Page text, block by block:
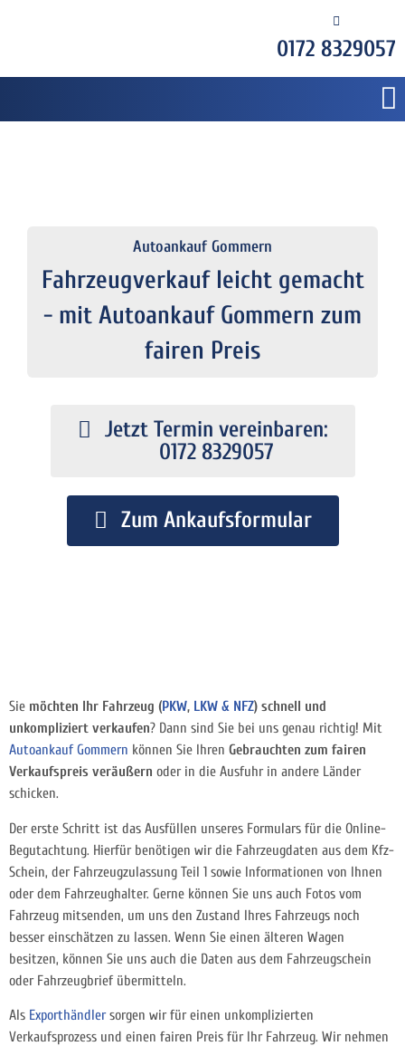
0172 8329057
Autoankauf Gommern
Fahrzeugverkauf leicht gemacht
- mit Autoankauf Gommern zum
fairen Preis
Jetzt Termin vereinbaren:
0172 8329057
Zum Ankaufsformular
Sie möchten Ihr Fahrzeug (PKW, LKW & NFZ) schnell und
unkompliziert verkaufen? Dann sind Sie bei uns genau richtig! Mit
Autoankauf Gommern können Sie Ihren Gebrauchten zum fairen
Verkaufspreis veräußern oder in die Ausfuhr in andere Länder
schicken.
Der erste Schritt ist das Ausfüllen unseres Formulars für die Online-
Begutachtung. Hierfür benötigen wir die Fahrzeugdaten aus dem Kfz-
Schein, der Fahrzeugzulassung Teil 1 sowie Informationen von Ihnen
oder dem Fahrzeughalter. Gerne können Sie uns auch Fotos vom
Fahrzeug mitsenden, um uns den Zustand Ihres Fahrzeugs noch
besser einschätzen zu lassen. Wenn Sie einen älteren Wagen
besitzen, können Sie uns auch die Daten aus dem Fahrzeugschein
oder Fahrzeugbrief übermitteln.
Als Exporthändlersorgen wir für einen unkomplizierten
Verkaufsprozess und einen fairen Preis für Ihr Fahrzeug. Wir nehmen